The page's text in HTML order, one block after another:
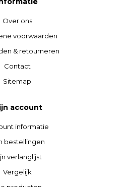
Over ons
voorwaarden
& retourneren
Contact
Sitemap
account
informatie
bestellingen
verlanglijst
Vergelijk